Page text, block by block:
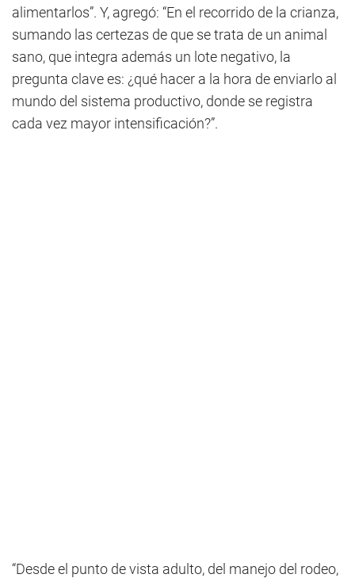
alimentarlos”. Y, agregó: “En el recorrido de la crianza,
sumando las certezas de que se trata de un animal
sano, que integra además un lote negativo, la
pregunta clave es: ¿qué hacer a la hora de enviarlo al
mundo del sistema productivo, donde se registra
cada vez mayor intensificación?”.
“Desde el punto de vista adulto, del manejo del rodeo,